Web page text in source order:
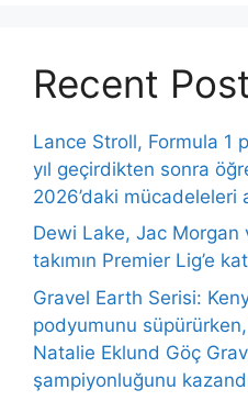
Recent
Lance Stroll, Formula 1
yıl geçirdikten sonra
2026’daki mücadeleleri
Dewi Lake, Jac Morgan
takımın Premier Lig’e
Gravel Earth Serisi:
podyumunu
Natalie Eklund Göç
şampiyonluğunu